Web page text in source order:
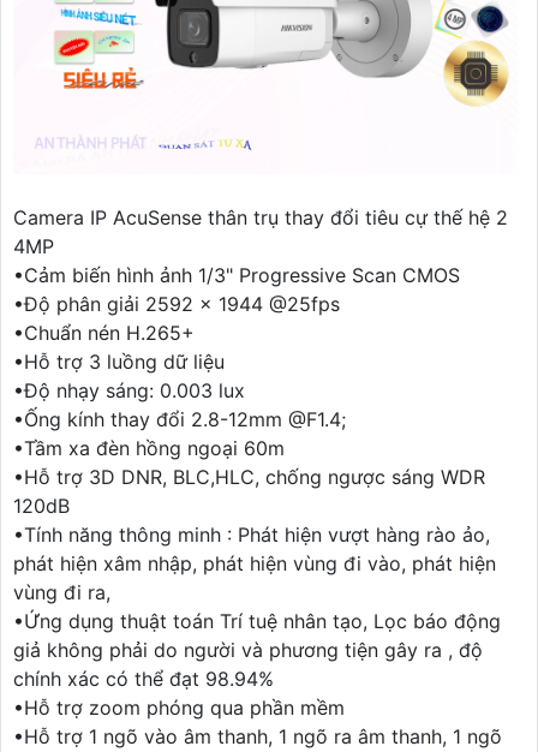
Camera IP AcuSense thân trụ thay đổi tiêu cự thế hệ 2
4MP
•Cảm biến hình ảnh 1/3" Progressive Scan CMOS
•Độ phân giải 2592 × 1944 @25fps
•Chuẩn nén H.265+
•Hỗ trợ 3 luồng dữ liệu
•Độ nhạy sáng: 0.003 lux
•Ống kính thay đổi 2.8-12mm @F1.4;
•Tầm xa đèn hồng ngoại 60m
•Hỗ trợ 3D DNR, BLC,HLC, chống ngược sáng WDR
120dB
•Tính năng thông minh : Phát hiện vượt hàng rào ảo,
phát hiện xâm nhập, phát hiện vùng đi vào, phát hiện
vùng đi ra,
•Ứng dụng thuật toán Trí tuệ nhân tạo, Lọc báo động
giả không phải do người và phương tiện gây ra , độ
chính xác có thể đạt 98.94%
•Hỗ trợ zoom phóng qua phần mềm
•Hỗ trợ 1 ngõ vào âm thanh, 1 ngõ ra âm thanh, 1 ngõ